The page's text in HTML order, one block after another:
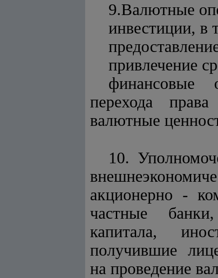
9.Валютные
инвестиции, в
привлечение
финансовые
перехода
валютные
10.
акционерно -
частные
капитала,
получившие
на проведение